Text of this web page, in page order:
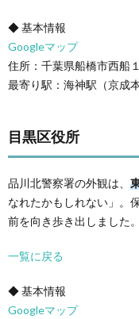
◆ 基本情報
Googleマップ
住所：千葉県船橋市西船
最寄り駅：海神駅（京成本
目黒区役所
品川北警察署の外観は、
なれたかもしれない」。
前を向き歩き出しました。
一覧に戻る
◆ 基本情報
Googleマップ